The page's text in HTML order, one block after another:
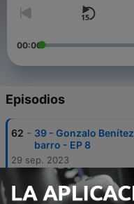
00:00
Episodios
62 - 39 - Gonzalo
barro - EP 8
29 sep. 2023
61 - 38 - Gonzalo
UIO - EP 7